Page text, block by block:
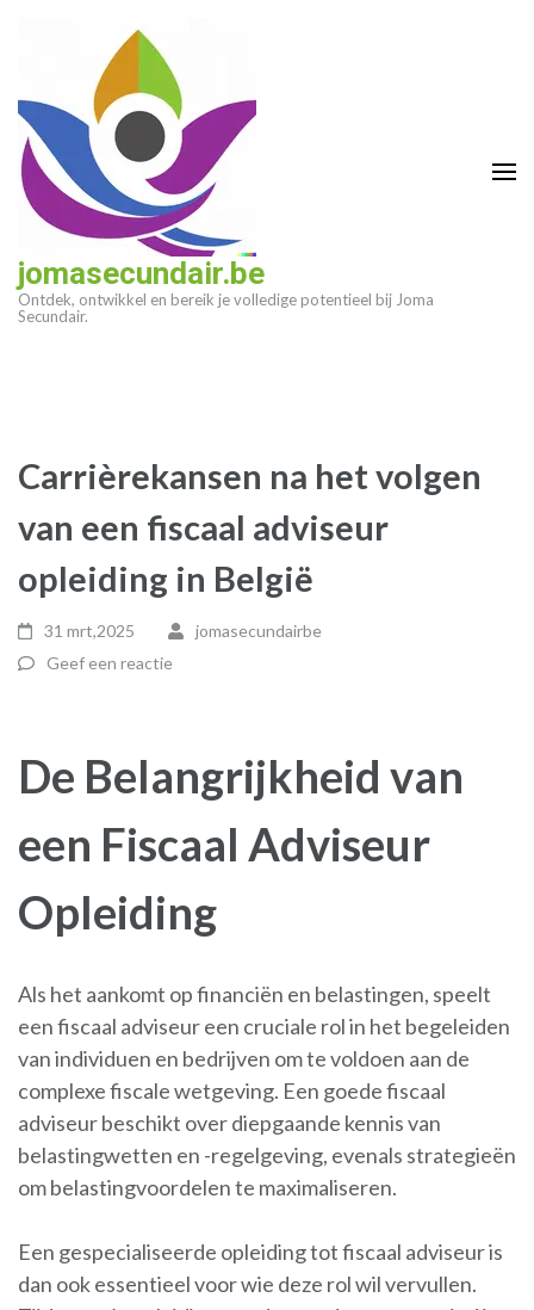
(druk
enter)
jomasecundair.be
Ontdek, ontwikkel en bereik je volledige potentieel bij Joma
Secundair.
Carrièrekansen na het volgen
van een fiscaal adviseur
opleiding in België
31 mrt,2025
jomasecundairbe
Geef een reactie
De Belangrijkheid van
een Fiscaal Adviseur
Opleiding
Als het aankomt op financiën en belastingen, speelt
een fiscaal adviseur een cruciale rol in het begeleiden
van individuen en bedrijven om te voldoen aan de
complexe fiscale wetgeving. Een goede fiscaal
adviseur beschikt over diepgaande kennis van
belastingwetten en -regelgeving, evenals strategieën
om belastingvoordelen te maximaliseren.
Een gespecialiseerde opleiding tot fiscaal adviseur is
dan ook essentieel voor wie deze rol wil vervullen.